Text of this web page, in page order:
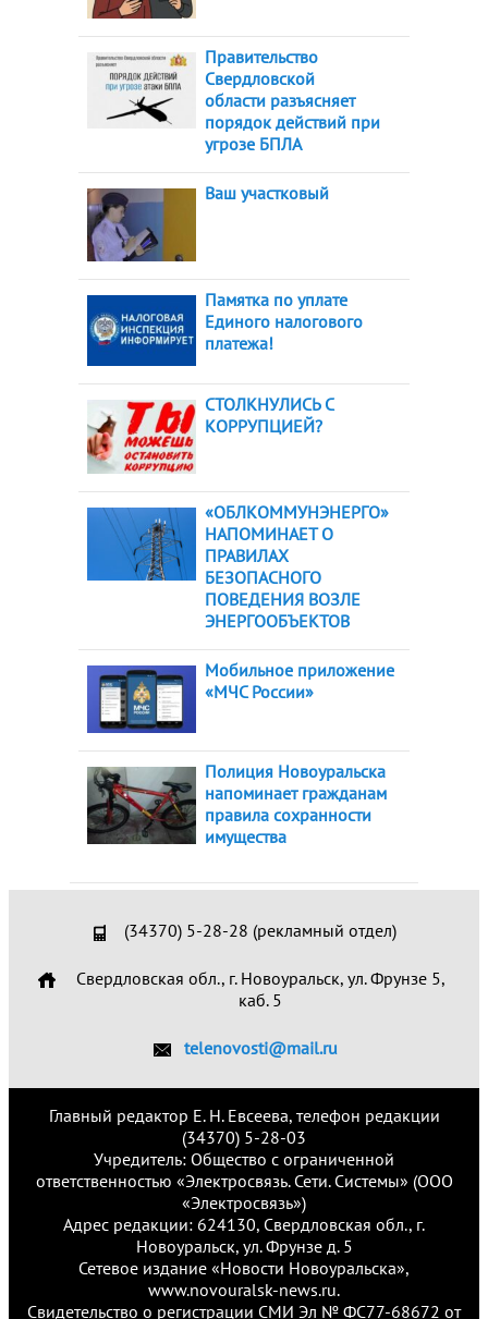
Правительство
Свердловской
области разъясняет
порядок действий при
угрозе БПЛА
Ваш участковый
Памятка по уплате
Единого налогового
платежа!
СТОЛКНУЛИСЬ С
КОРРУПЦИЕЙ?
«ОБЛКОММУНЭНЕРГО»
НАПОМИНАЕТ О
ПРАВИЛАХ
БЕЗОПАСНОГО
ПОВЕДЕНИЯ ВОЗЛЕ
ЭНЕРГООБЪЕКТОВ
Мобильное приложение
«МЧС России»
Полиция Новоуральска
напоминает гражданам
правила сохранности
имущества
(34370) 5-28-28 (рекламный отдел)
Свердловская обл., г. Новоуральск, ул. Фрунзе 5,
каб. 5
telenovosti@mail.ru
Главный редактор Е. Н. Евсеева, телефон редакции
(34370) 5-28-03
Учредитель: Общество с ограниченной
ответственностью «Электросвязь. Сети. Системы» (ООО
«Электросвязь»)
Адрес редакции: 624130, Свердловская обл., г.
Новоуральск, ул. Фрунзе д. 5
Сетевое издание «Новости Новоуральска»,
www.novouralsk-news.ru.
Свидетельство о регистрации СМИ Эл № ФС77-68672 от